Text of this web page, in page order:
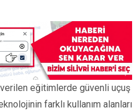
eğitimlerde güvenli uçuş
farklı kullanım alanları